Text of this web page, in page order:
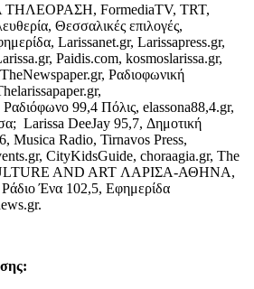
FormediaTV, TRT,
Θεσσαλικές επιλογές,
Larissanet.gr, Larissapress.gr,
Paidis.com, kosmoslarissa.gr,
Ραδιοφωνική
99,4 Πόλις, elassona88,4.gr,
Larissa DeeJay 95,7, Δημοτική
Musica Radio, Tirnavos Press,
CityKidsGuide, choraagia.gr, The
AND ART ΛΑΡΙΣΑ-ΑΘΗΝΑ,
Ένα 102,5, Εφημερίδα